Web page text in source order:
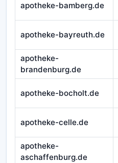
apotheke-bamberg.de
apotheke-bayreuth.de
apotheke-
brandenburg.de
apotheke-bocholt.de
apotheke-celle.de
apotheke-
aschaffenburg.de